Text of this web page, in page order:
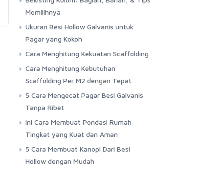
Memilihnya
Ukuran Besi Hollow Galvanis untuk
Pagar yang Kokoh
Cara Menghitung Kekuatan Scaffolding
Cara Menghitung Kebutuhan
Scaffolding Per M2 dengan Tepat
5 Cara Mengecat Pagar Besi Galvanis
Tanpa Ribet
Ini Cara Membuat Pondasi Rumah
Tingkat yang Kuat dan Aman
5 Cara Membuat Kanopi Dari Besi
Hollow dengan Mudah